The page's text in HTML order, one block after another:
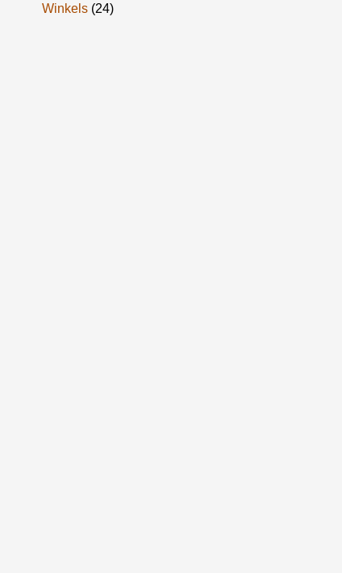
Winkels (24)